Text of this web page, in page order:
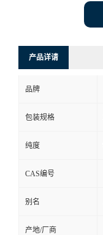
产品详请
品牌
包装规格
纯度
CAS编号
别名
产地/厂商